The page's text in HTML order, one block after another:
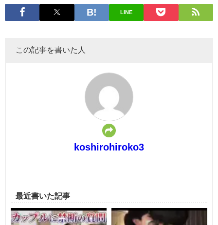
LINE
この記事を書いた人
koshirohiroko3
最近書いた記事